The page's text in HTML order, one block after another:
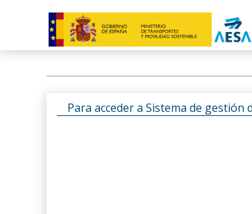
Para acceder a Sistema de